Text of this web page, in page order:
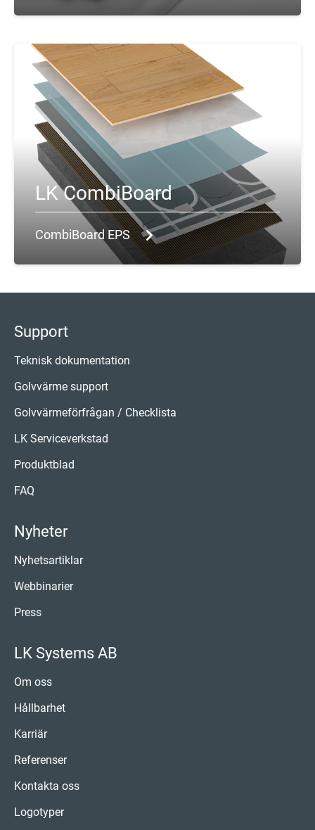
LK CombiBoard
CombiBoard EPS
Support
Teknisk dokumentation
Golvvärme support
Golvvärmeförfrågan / Checklista
LK Serviceverkstad
Produktblad
FAQ
Nyheter
Nyhetsartiklar
Webbinarier
Press
LK Systems AB
Om oss
Hållbarhet
Karriär
Referenser
Kontakta oss
Logotyper